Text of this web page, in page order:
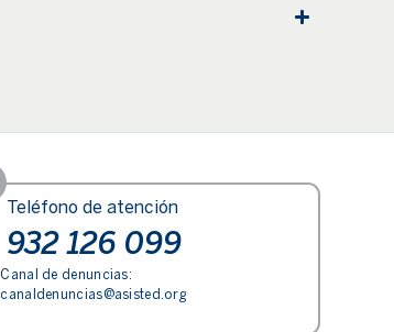
Teléfono de atención
932 126 099
Canal de denuncias:
canaldenuncias@asisted.org